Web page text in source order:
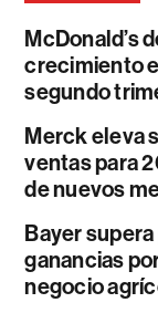
McDonald’s
crecimiento
segundo
Merck eleva
ventas para
de nuevos
Bayer
ganancias
negocio